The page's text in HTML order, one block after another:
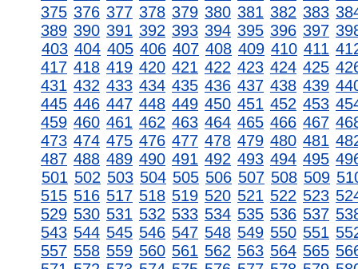
375 376 377 378 379 380 381 382 383
389 390 391 392 393 394 395 396 397
403 404 405 406 407 408 409 410 411
417 418 419 420 421 422 423 424 425
431 432 433 434 435 436 437 438 439
445 446 447 448 449 450 451 452 453
459 460 461 462 463 464 465 466 467
473 474 475 476 477 478 479 480 481
487 488 489 490 491 492 493 494 495
501 502 503 504 505 506 507 508 509
515 516 517 518 519 520 521 522 523
529 530 531 532 533 534 535 536 537
543 544 545 546 547 548 549 550 551
557 558 559 560 561 562 563 564 565